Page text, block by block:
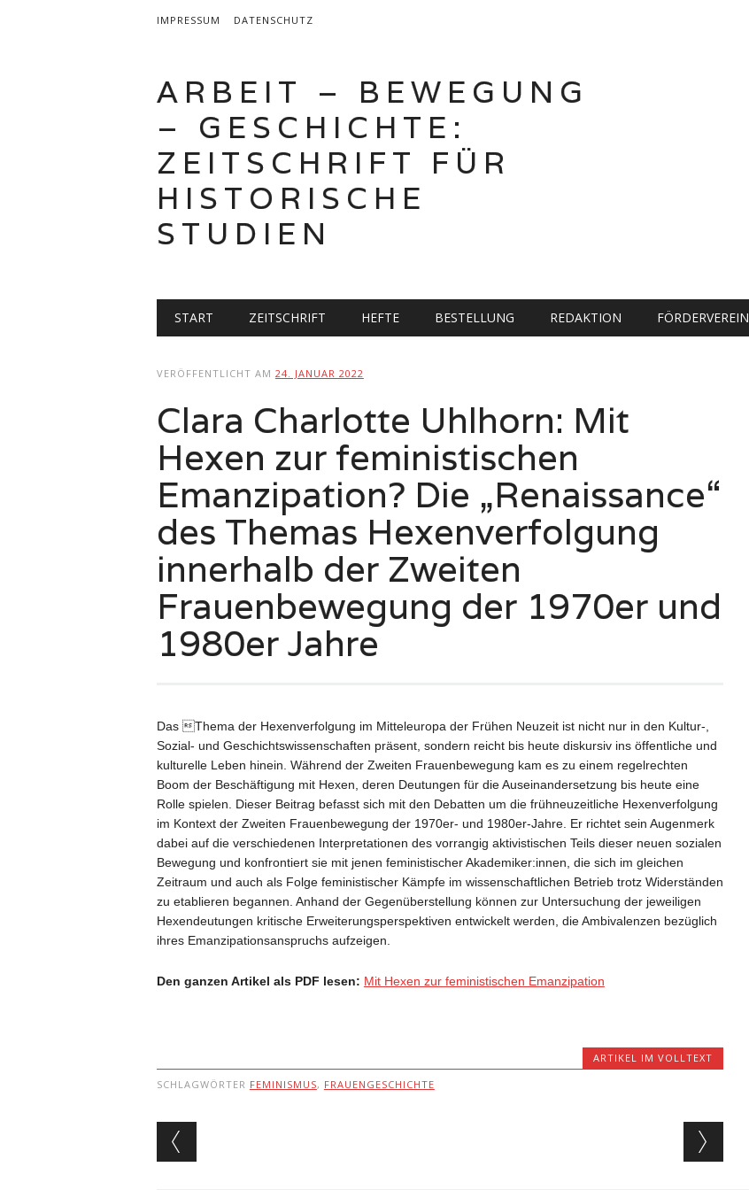
IMPRESSUM DATENSCHUTZ
ARBEIT – BEWEGUNG
– GESCHICHTE:
ZEITSCHRIFT FÜR
HISTORISCHE
STUDIEN
Hauptmenü
START ZEITSCHRIFT HEFTE BESTELLUNG REDAKTION FÖRDERVEREIN
VERÖFFENTLICHT AM 24. JANUAR 2022
Clara Charlotte Uhlhorn: Mit
Hexen zur feministischen
Emanzipation? Die „Renaissance“
des Themas Hexenverfolgung
innerhalb der Zweiten
Frauenbewegung der 1970er und
1980er Jahre
Das Thema der Hexenverfolgung im Mitteleuropa der Frühen Neuzeit ist nicht nur in den Kultur-,
Sozial- und Geschichtswissenschaften präsent, sondern reicht bis heute diskursiv ins öffentliche und
kulturelle Leben hinein. Während der Zweiten Frauenbewegung kam es zu einem regelrechten
Boom der Beschäftigung mit Hexen, deren Deutungen für die Auseinandersetzung bis heute eine
Rolle spielen. Dieser Beitrag befasst sich mit den Debatten um die frühneuzeitliche Hexenverfolgung
im Kontext der Zweiten Frauenbewegung der 1970er- und 1980er-Jahre. Er richtet sein Augenmerk
dabei auf die verschiedenen Interpretationen des vorrangig aktivistischen Teils dieser neuen sozialen
Bewegung und konfrontiert sie mit jenen feministischer Akademiker:innen, die sich im gleichen
Zeitraum und auch als Folge feministischer Kämpfe im wissenschaftlichen Betrieb trotz Widerständen
zu etablieren begannen. Anhand der Gegenüberstellung können zur Untersuchung der jeweiligen
Hexendeutungen kritische Erweiterungsperspektiven entwickelt werden, die Ambivalenzen bezüglich
ihres Emanzipationsanspruchs aufzeigen.
Den ganzen Artikel als PDF lesen: Mit Hexen zur feministischen Emanzipation
ARTIKEL IM VOLLTEXT
SCHLAGWÖRTER FEMINISMUS, FRAUENGESCHICHTE
Beitragsnavigation